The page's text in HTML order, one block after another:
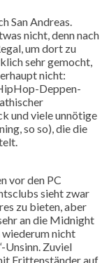
San Andreas.
nicht, denn nach
um dort zu
sehr gemocht,
nicht:
Deppen-
und viele unnötige
so so), die die
vor den PC
sieht zwar
zu bieten, aber
an die Midnight
nicht
Unsinn. Zuviel
Frittenständer auf